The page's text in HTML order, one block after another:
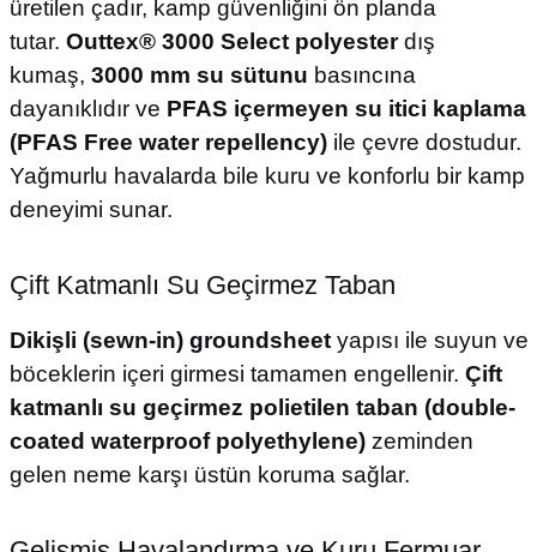
üretilen çadır, kamp güvenliğini ön planda
tutar. Outtex® 3000 Select polyesterdış
kumaş, 3000 mm su sütunu basıncına
dayanıklıdır ve PFAS içermeyen su itici kaplama
(PFAS Free water repellency)ile çevre dostudur.
Yağmurlu havalarda bile kuru ve konforlu bir kamp
deneyimi sunar.
Çift Katmanlı Su Geçirmez Taban
Dikişli (sewn-in) groundsheetyapısı ile suyun ve
böceklerin içeri girmesi tamamen engellenir. Çift
katmanlı su geçirmez polietilen taban (double-
coated waterproof polyethylene)zeminden
gelen neme karşı üstün koruma sağlar.